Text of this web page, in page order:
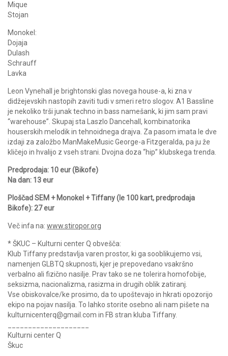
Mique
Stojan
Monokel:
Dojaja
Dulash
Schrauff
Lavka
Leon Vynehall je brightonski glas novega house-a, ki zna v
didžejevskih nastopih zaviti tudi v smeri retro slogov. A1 Bassline
je nekoliko trši junak techno in bass namešank, ki jim sam pravi
“warehouse”. Skupaj sta Laszlo Dancehall, kombinatorika
houserskih melodik in tehnoidnega drajva. Za pasom imata le dve
izdaji za založbo ManMakeMusic George-a Fitzgeralda, pa ju že
kličejo in hvalijo z vseh strani. Dvojna doza “hip” klubskega trenda.
Predprodaja: 10 eur (Bikofe)
Na dan: 13 eur
Ploščad SEM + Monokel + Tiffany (le 100 kart, predprodaja
Bikofe): 27 eur
Več infa na: www.stiropor.org
* ŠKUC – Kulturni center Q obvešča:
Klub Tiffany predstavlja varen prostor, ki ga sooblikujemo vsi,
namenjen GLBTQ skupnosti, kjer je prepovedano vsakršno
verbalno ali fizično nasilje. Prav tako se ne tolerira homofobije,
seksizma, nacionalizma, rasizma in drugih oblik zatiranj.
Vse obiskovalce/ke prosimo, da to upoštevajo in hkrati opozorijo
ekipo na pojav nasilja. To lahko storite osebno ali nam pišete na
kulturnicenterq@gmail.com in FB stran kluba Tiffany.
Kulturni center Q
Škuc